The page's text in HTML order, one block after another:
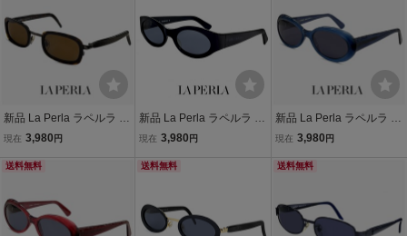
製
新品 La Perla ラペルラ サ
ングラス spe503-722 レ
クスモデル スクエア 型 セ
製
現在 3,980 円
新品 La Perla ラペルラ サ
ングラス spe003 700 オ
ズ ユニセックスモデル フ
現在 3,980 円
新品 La Perla ラペルラ サ
ングラス spe016-t31 オー
ユニセックスモデル イタ
現在 3,980 円
送料無料 送料無料 送料無料